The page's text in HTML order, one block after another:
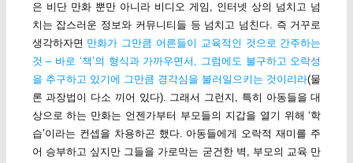
은 비단 만화 뿐만 아니라 비디오 게임, 인터넷 상의 넘치고 넘
치는 잡스러운 정보와 커뮤니티들 등 넘치고 넘친다. 즉 거꾸로
생각하자면 만화가 그만큼 어른들이 교육적인 것으로 간주하는
것 – 바로 ‘책’의 형식과 가까우면서, 그럼에도 불구하고 오락성
을 추구하고 있기에 그만큼 경각심을 불러일으키는 것이리라(물
론 과장법이 다소 끼어 있다). 그래서 그런지, 특히 아동들을 대
상으로 하는 만화는 언젠가부터 부모들의 지갑을 열기 위해 ‘학
습’이라는 컨셉을 차용하곤 했다. 아동들에게 오락적 재미를 주
어 승부하고 싶지만 그들을 가로막는 굳건한 벽, 부모의 교육 만